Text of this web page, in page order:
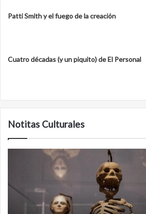
Patti Smith y el fuego de la creación
Cuatro décadas (y un piquito) de El Personal
Notitas Culturales
Minanbé,
virgen